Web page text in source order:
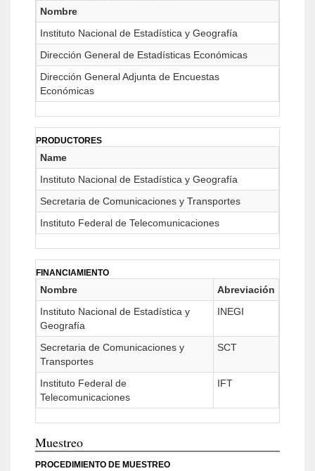
Nombre
Instituto Nacional de Estadística y Geografía
Dirección General de Estadísticas Económicas
Dirección General Adjunta de Encuestas
Económicas
PRODUCTORES
Name
Instituto Nacional de Estadística y Geografía
Secretaria de Comunicaciones y Transportes
Instituto Federal de Telecomunicaciones
FINANCIAMIENTO
Nombre
Abreviación
Instituto Nacional de Estadística y
Geografía
INEGI
Secretaria de Comunicaciones y
Transportes
SCT
Instituto Federal de
Telecomunicaciones
IFT
Muestreo
PROCEDIMIENTO DE MUESTREO